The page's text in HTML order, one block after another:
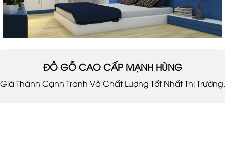
ĐỒ GỖ CAO CẤP MẠNH HÙNG
Giá Thành Cạnh Tranh Và Chất Lượng Tốt Nhất Thị Trường.